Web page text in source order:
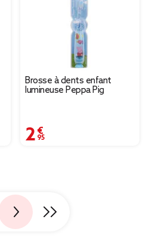
Brosse à dents enfant
lumineuse Peppa Pig
2,95 €